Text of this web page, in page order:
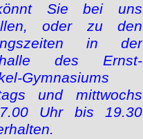
Sie bei uns
oder zu den
in der
des Ernst-
Gymnasiums
und mittwochs
Uhr bis 19.30